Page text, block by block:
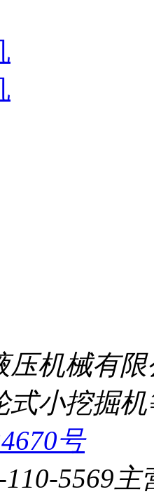
压机械有
式小挖掘
号
5569 主